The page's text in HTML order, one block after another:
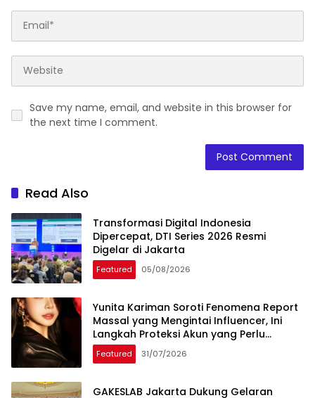
Save my name, email, and website in this browser for
the next time I comment.
Read Also
Transformasi Digital Indonesia
Dipercepat, DTI Series 2026 Resmi
Digelar di Jakarta
Featured 05/08/2026
Yunita Kariman Soroti Fenomena Report
Massal yang Mengintai Influencer, Ini
Langkah Proteksi Akun yang Perlu
Diketahui
Featured 31/07/2026
GAKESLAB Jakarta Dukung Gelaran